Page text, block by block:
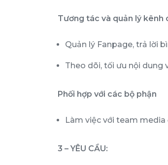
Tương tác và quản lý kênh
Quản lý Fanpage, trả lời
Theo dõi, tối ưu nội dung
Phối hợp với các bộ phận
Làm việc với team
3 – YÊU CẦU: